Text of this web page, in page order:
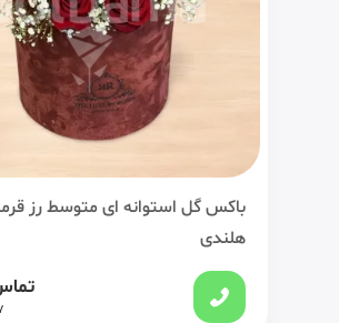
باکس گل استوانه ای متوسط رز
هلندی